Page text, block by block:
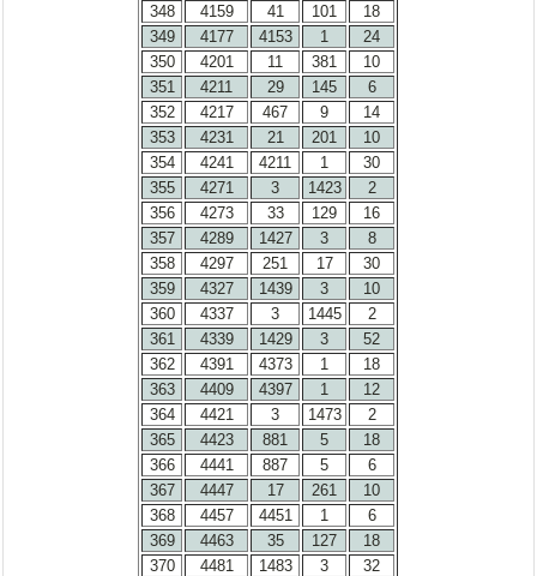
348
4159 41 101
18
349
4177 4153 1
24
350
4201 11 381
10
351
4211 29 145
6
352
4217 467 9
14
353
4231 21 201
10
354
4241 4211 1
30
355
4271 3 1423
2
356
4273 33 129
16
357
4289 1427 3
8
358
4297 251 17
30
359
4327 1439 3
10
360
4337 3 1445
2
361
4339 1429 3
52
362
4391 4373 1
18
363
4409 4397 1
12
364
4421 3 1473
2
365
4423 881 5
18
366
4441 887 5
6
367
4447 17 261
10
368
4457 4451 1
6
369
4463 35 127
18
370
4481 1483 3
32